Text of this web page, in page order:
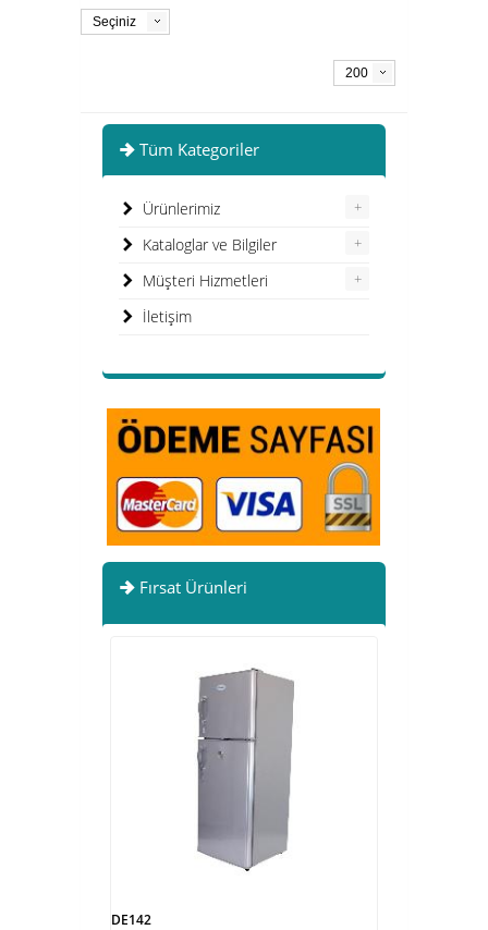
Seçiniz
200
Tüm Kategoriler
Ürünlerimiz +
Kataloglar ve Bilgiler +
Müşteri Hizmetleri +
İletişim
Fırsat Ürünleri
DE142